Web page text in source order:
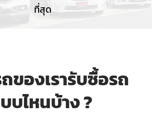
ที่สุด
ของเรารับซื้อรถ
บไหนบ้าง ?